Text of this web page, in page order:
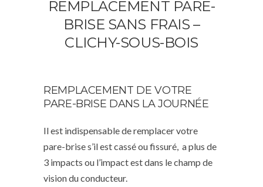
REMPLACEMENT PARE-
BRISE SANS FRAIS –
CLICHY-SOUS-BOIS
REMPLACEMENT DE VOTRE
PARE-BRISE DANS LA JOURNÉE
Il est indispensable de remplacer votre
pare-brise s’il est cassé ou fissuré, a plus de
3 impacts ou l’impact est dans le champ de
vision du conducteur.